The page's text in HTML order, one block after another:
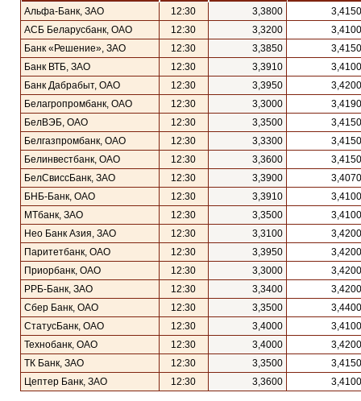
Альфа-Банк, ЗАО 12:30 3,3800
3,4150
АСБ Беларусбанк, ОАО
12:30 3,3200
3,4100
Банк «Решение», ЗАО
12:30 3,3850
3,4150
Банк ВТБ, ЗАО
12:30 3,3910
3,4100
Банк Дабрабыт, ОАО
12:30 3,3950
3,4200
Белагропромбанк, ОАО
12:30 3,3000
3,4190
БелВЭБ, ОАО
12:30 3,3500
3,4150
Белгазпромбанк, ОАО
12:30 3,3300
3,4150
Белинвестбанк, ОАО
12:30 3,3600
3,4150
БелСвиссБанк, ЗАО
12:30 3,3900
3,4070
БНБ-Банк, ОАО
12:30 3,3910
3,4100
МТбанк, ЗАО
12:30 3,3500
3,4100
Нео Банк Азия, ЗАО
12:30 3,3100
3,4200
Паритетбанк, ОАО
12:30 3,3950
3,4200
Приорбанк, ОАО
12:30 3,3000
3,4200
РРБ-Банк, ЗАО
12:30 3,3400
3,4200
Сбер Банк, ОАО
12:30 3,3500
3,4400
СтатусБанк, ОАО
12:30 3,4000
3,4100
Технобанк, ОАО
12:30 3,4000
3,4200
ТК Банк, ЗАО
12:30 3,3500
3,4150
Цептер Банк, ЗАО
12:30 3,3600 3,4100